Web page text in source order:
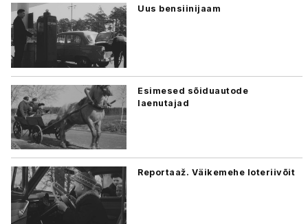
Uus bensiinijaam
Esimesed sõiduautode
laenutajad
Reportaaž. Väikemehe loteriivõit